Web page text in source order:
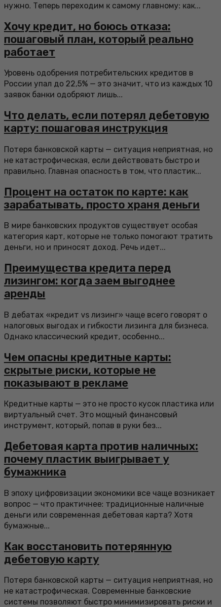
нужно. Теперь переходим к самому главному: как...
Хочу кредит, но боюсь отказа:
пошаговый план, который реально
работает
Уровень одобрения потребительских кредитов в
России упал до 22,5% — это значит, что из каждых 10
заявок банки одобряют лишь...
Что делать, если потерял дебетовую
карту: пошаговая инструкция
Потеря банковской карты — ситуация неприятная, но
не катастрофическая, если действовать быстро и
правильно. Главная опасность в том, что пластик...
Процент на остаток по карте: как
зарабатывать, просто храня деньги
В мире банковских продуктов существует особая
категория карт, которые не только помогают тратить
деньги, но и приносят доход. Речь идет...
Преимущества кредита перед
лизингом: когда заем выгоднее
аренды
В дебатах «кредит vs лизинг» чаще всего говорят о
налоговых выгодах и гибкости лизинга для бизнеса.
Однако классический кредит, особенно...
Чем опасны кредитные карты:
скрытые риски, которые не
показывают в рекламе
Кредитные карты — это не просто кусок пластика или
виртуальный счет. Это мощный финансовый
инструмент, который, попав в руки без...
Дебетовая карта против наличных:
почему пластик выигрывает у
бумажника
В эпоху цифровизации экономики все чаще возникает
вопрос — что практичнее: традиционные наличные
деньги или современная дебетовая карта? Хотя
бумажные...
Как восстановить потерянную
дебетовую карту
Потеря банковской карты — ситуация неприятная, но
не катастрофическая. Современные банковские
системы позволяют быстро минимизировать риски и